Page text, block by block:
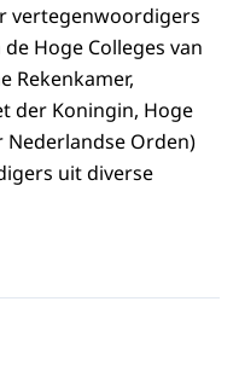
vertegenwoordigers
Hoge Colleges van
Rekenkamer,
der Koningin, Hoge
Nederlandse Orden)
uit diverse